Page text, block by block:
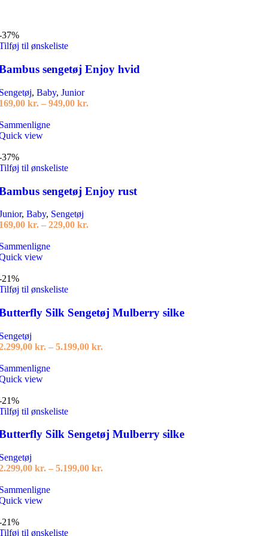
37%
til ønskeliste
sengetøj Enjoy hvid
, Baby, Junior
kr. – 949,00 kr.
view
37%
til ønskeliste
sengetøj Enjoy rust
, Baby, Sengetøj
kr. – 229,00 kr.
view
21%
til ønskeliste
Silk Sengetøj Mulberry silke
kr. – 5.199,00 kr.
view
21%
til ønskeliste
Silk Sengetøj Mulberry silke
kr. – 5.199,00 kr.
view
21%
til ønskeliste